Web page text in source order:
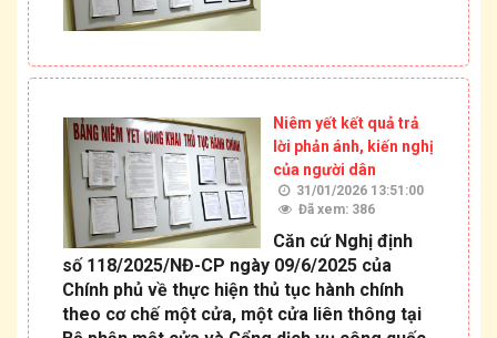
Niêm yết kết quả trả
lời phản ánh, kiến nghị
của người dân
31/01/2026 13:51:00
Đã xem: 386
Căn cứ Nghị định
số 118/2025/NĐ-CP ngày 09/6/2025 của
Chính phủ về thực hiện thủ tục hành chính
theo cơ chế một cửa, một cửa liên thông tại